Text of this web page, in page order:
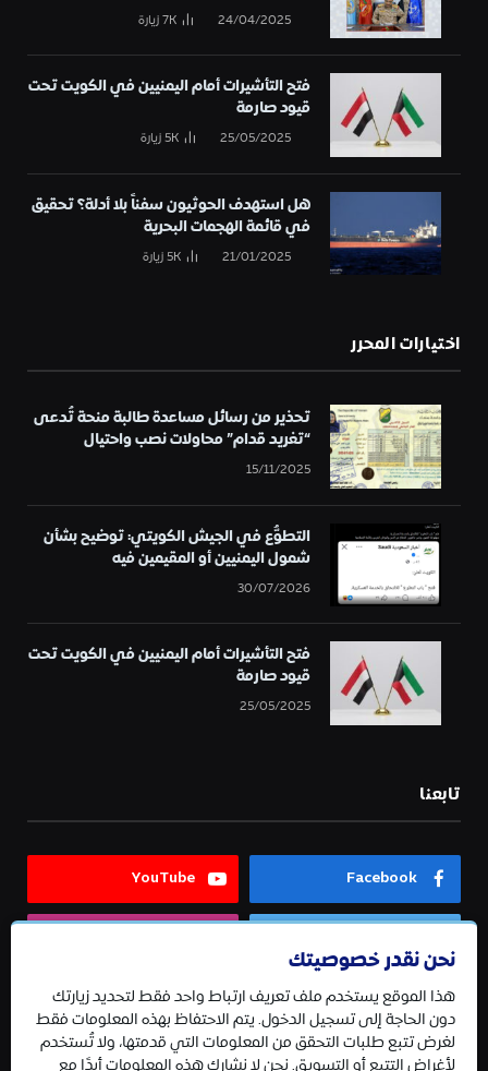
24/04/2025
7Kزيارة
فتح التأشيرات أمام اليمنيين في الكويت تحت
قيود صارمة
25/05/2025
5Kزيارة
هل استهدف الحوثيون سفناً بلا أدلة؟ تحقيق
في قائمة الهجمات البحرية
21/01/2025
5Kزيارة
اختيارات المحرر
تحذير من رسائل مساعدة طالبة منحة تُدعى
“تغريد قدام” محاولات نصب واحتيال
15/11/2025
التطوُّع في الجيش الكويتي: توضيح بشأن
شمول اليمنيين أو المقيمين فيه
30/07/2026
فتح التأشيرات أمام اليمنيين في الكويت تحت
قيود صارمة
25/05/2025
تابعنا
Facebook
YouTube
Telegram
نحن نقدر خصوصيتك
هذا الموقع يستخدم ملف تعريف ارتباط واحد فقط لتحديد زيارتك
دون الحاجة إلى تسجيل الدخول. يتم الاحتفاظ بهذه المعلومات فقط
لغرض تتبع طلبات التحقق من المعلومات التي قدمتها، ولا تُستخدم
لأغراض التتبع أو التسويق. نحن لا نشارك هذه المعلومات أبدًا مع